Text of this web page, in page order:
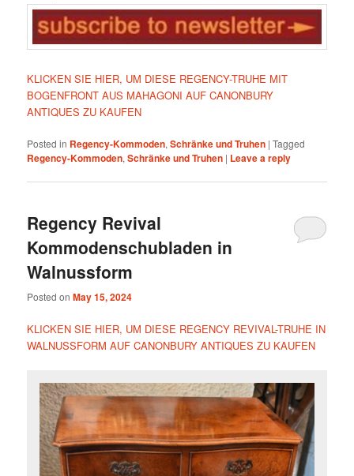
KLICKEN SIE HIER, UM DIESE REGENCY-TRUHE MIT
BOGENFRONT AUS MAHAGONI AUF CANONBURY
ANTIQUES ZU KAUFEN
Posted in Regency-Kommoden,Schränke und Truhen |Tagged
Regency-Kommoden,Schränke und Truhen | Leave a reply
Regency Revival
Kommodenschubladen in
Walnussform
Posted onMay 15, 2024
KLICKEN SIE HIER, UM DIESE REGENCY REVIVAL-TRUHE IN
WALNUSSFORM AUF CANONBURY ANTIQUES ZU KAUFEN